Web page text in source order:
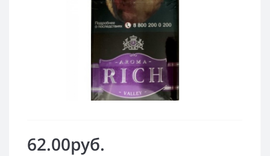
62.00руб.